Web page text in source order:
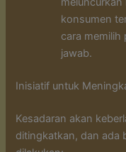
konsumen
cara
jawab.
Inisiatif untuk
Kesadaran akan
ditingkatkan, dan ada